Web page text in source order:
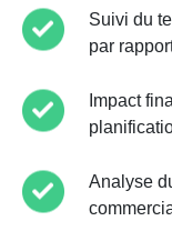
Suivi du
par
Impact
Analyse